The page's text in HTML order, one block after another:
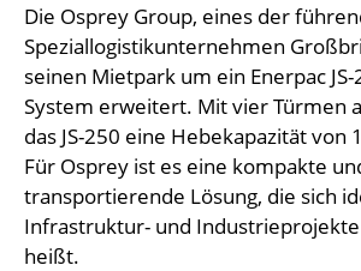
Die Osprey Group, eines der
Speziallogistikunternehmen
seinen Mietpark um ein Enerpac JS-
System erweitert. Mit vier Türmen
das JS-250 eine Hebekapazität von
Für Osprey ist es eine kompakte
transportierende Lösung, die sich
Infrastruktur- und
heißt.